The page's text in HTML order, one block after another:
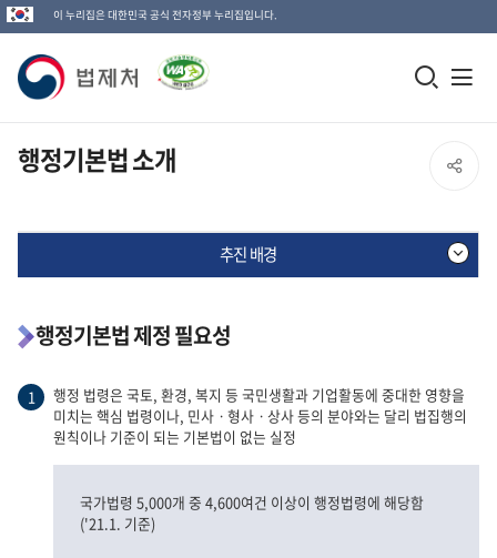
이 누리집은 대한민국 공식 전자정부 누리집입니다.
법
제
처
고
모
행정기본법 소개 SNS
유
추진 배경
추
진
경
행정기본법 제정 필요성
1
행정 법령은 국토, 환경, 복지 등 국민생활과 기업활동에 중대한 영향을
미치는 핵심 법령이나, 민사ㆍ형사ㆍ상사 등의 분야와는 달리 법집행의
원칙이나 기준이 되는 기본법이 없는 실정
국가법령 5,000개 중 4,600여건 이상이 행정법령에 해당함
('21.1. 기준)